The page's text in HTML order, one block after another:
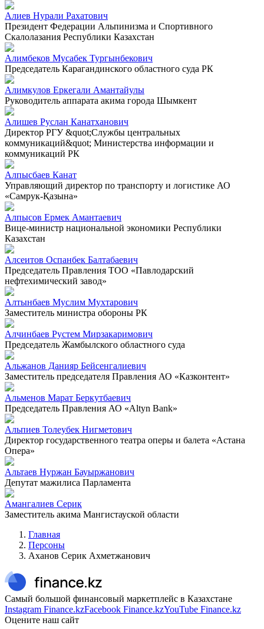
Алиев Нурали Рахатович
Президент Федерации Альпинизма и Спортивного
Скалолазания Республики Казахстан
Алимбеков Мусабек Тургынбекович
Председатель Карагандинского областного суда РК
Алимкулов Еркегали Амантайулы
Руководитель аппарата акима города Шымкент
Алишев Руслан Канатханович
Директор РГУ &quot;Службы центральных
коммуникаций&quot; Министерства информации и
коммуникаций РК
Алпысбаев Канат
Управляющий директор по транспорту и логистике АО
«Самрук-Қазына»
Алпысов Ермек Амантаевич
Вице-министр национальной экономики Республики
Казахстан
Алсеитов Оспанбек Балтабаевич
Председатель Правления ТОО «Павлодарский
нефтехимический завод»
Алтынбаев Муслим Мухтарович
Заместитель министра обороны РК
Алчинбаев Рустем Мирзакаримович
Председатель Жамбылского областного суда
Альжанов Данияр Бейсенгалиевич
Заместитель председателя Правления АО «Казконтент»
Альменов Марат Беркутбаевич
Председатель Правления АО «Altyn Bank»
Альпиев Толеубек Нигметович
Директор государственного театра оперы и балета «Астана
Опера»
Альтаев Нуржан Бауыржанович
Депутат мажилиса Парламента
Амангалиев Серик
Заместитель акима Мангистауской области
Главная
Персоны
Аханов Серик Ахметжанович
Самый большой финансовый маркетплейс в Казахстане
Instagram Finance.kzFacebook Finance.kzYouTube Finance.kz
Оцените наш сайт